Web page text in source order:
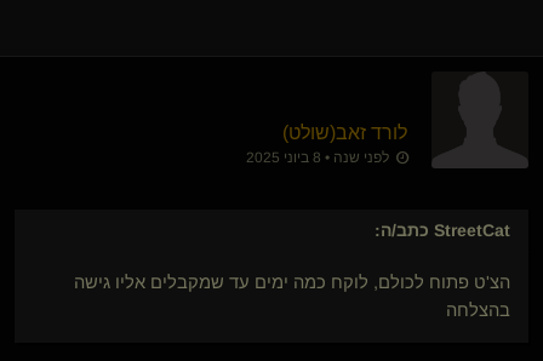
לורד זאב​(שולט)
לפני שנה • 8 ביוני 2025
StreetCat כתב/ה:
הצ'ט פתוח לכולם, לוקח כמה ימים עד שמקבלים אליו גישה
בהצלחה